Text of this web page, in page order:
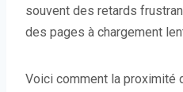
souvent des retards
des pages à chargement
Voici comment la proximité